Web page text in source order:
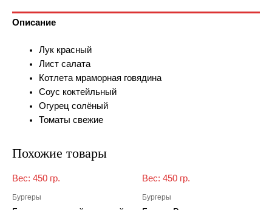
Описание
Лук красный
Лист салата
Котлета мраморная говядина
Соус коктейльный
Огурец солёный
Томаты свежие
Похожие товары
Вес: 450 гр.
Бургеры
Вес: 450 гр.
Бургеры